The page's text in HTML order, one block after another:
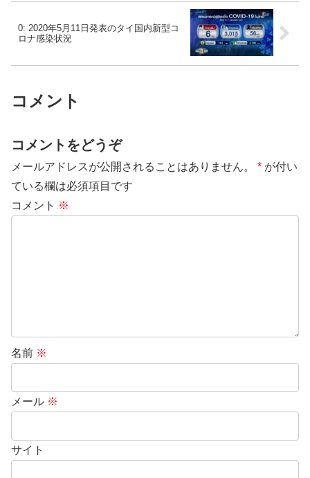
0: 2020年5月11日発表のタイ国内新型コ
ロナ感染状況
コメント
コメントをどうぞ
メールアドレスが公開されることはありません。 * が付い
ている欄は必須項目です
コメント ※
名前 ※
メール ※
サイト